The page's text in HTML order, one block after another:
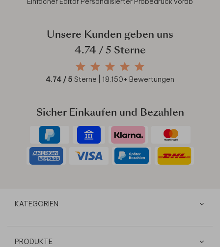
Unsere Kunden geben uns
4.74/ 5 Sterne
4.74 / 5 Sterne | 18.150+ Bewertungen
Sicher Einkaufen und Bezahlen
KATEGORIEN
PRODUKTE